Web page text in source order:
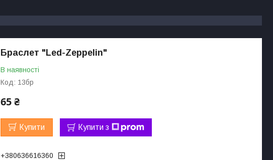
Браслет "Led-Zeppelin"
В наявності
Код: 13бр
65 ₴
Купити Купити з
+380636616360